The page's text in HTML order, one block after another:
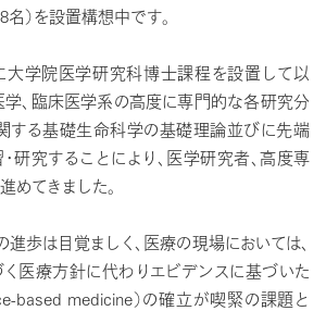
）を設置構想中です。
大学院医学研究科博士課程を設置して以
学、臨床医学系の高度に専門的な各研究分
する基礎生命科学の基礎理論並びに先端
研究することにより、医学研究者、高度専
めてきました。
歩は目覚ましく、医療の現場においては、
医療方針に代わりエビデンスに基づいた
based medicine）の確立が喫緊の課題と